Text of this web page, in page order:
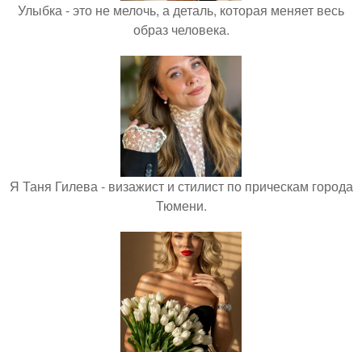
Улыбка - это не мелочь, а деталь, которая меняет весь
образ человека.
Я Таня Гилева - визажист и стилист по прическам города
Тюмени.